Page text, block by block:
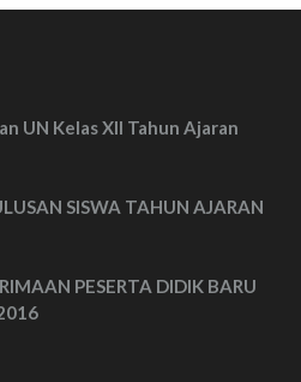
UN Kelas XII Tahun Ajaran
SISWA TAHUN AJARAN
PESERTA DIDIK BARU